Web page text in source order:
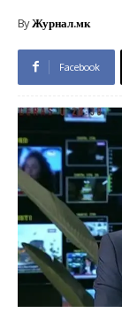
ByЖурнал.мк
Facebook